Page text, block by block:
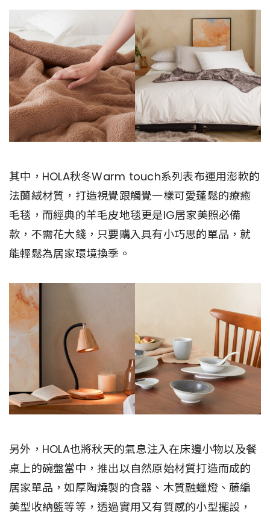
其中，HOLA秋冬Warm touch系列表布運用澎軟的
法蘭絨材質，打造視覺跟觸覺一樣可愛蓬鬆的療癒
毛毯，而經典的羊毛皮地毯更是IG居家美照必備
款，不需花大錢，只要購入具有小巧思的單品，就
能輕鬆為居家環境換季。
另外，HOLA也將秋天的氣息注入在床邊小物以及餐
桌上的碗盤當中，推出以自然原始材質打造而成的
居家單品，如厚陶燒製的食器、木質融蠟燈、藤編
美型收納籃等等，透過實用又有質感的小型擺設，